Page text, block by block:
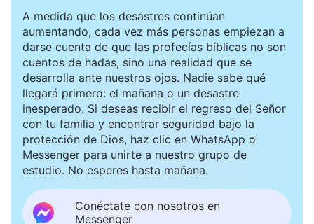
fiebre, pero las dos personas con las que
trabajaba se infectaron, y no había nadie para
hacer trabajo de iglesia. No me quedó opción y,
débil como estaba, acudí a las reuniones.
Enferma, fui de un lado a otro durante dos o tres
días, y con la pandemia era difícil coordinar
muchas tareas. Empecé a desconectar el
corazón, me parecía que era un trabajo
demasiado duro. Mi salud era cada vez peor y no
hacía bien el trabajo, así que pensé que lo mejor
A medida que los desastres continúan
aumentando, cada vez más personas empiezan a
darse cuenta de que las profecías bíblicas no son
cuentos de hadas, sino una realidad que se
desarrolla ante nuestros ojos. Nadie sabe qué
llegará primero: el mañana o un desastre
inesperado. Si deseas recibir el regreso del Señor
con tu familia y encontrar seguridad bajo la
protección de Dios, haz clic en WhatsApp o
Messenger para unirte a nuestro grupo de
estudio. No esperes hasta mañana.
Conéctate con nosotros en
Messenger